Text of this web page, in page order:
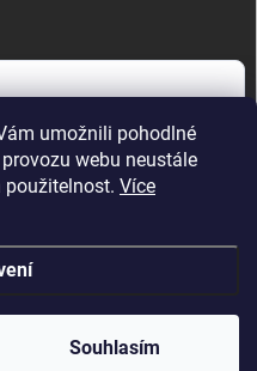
umožnili pohodlné
webu neustále
použitelnost. Více
Souhlasím
se zpracováním osobních
osobních údajů.